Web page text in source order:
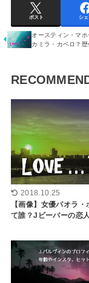
ポスト シェ
オースティン・マ
カミラ・カベロ？
2018.10.25
【画像】女優パオラ・
て誰？Jビーバーの恋